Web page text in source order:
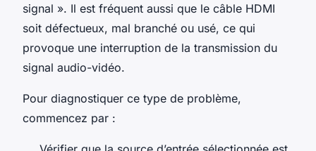
signal ». Il est fréquent aussi que le câble HDMI
soit défectueux, mal branché ou usé, ce qui
provoque une interruption de la transmission du
signal audio-vidéo.
Pour diagnostiquer ce type de problème,
commencez par :